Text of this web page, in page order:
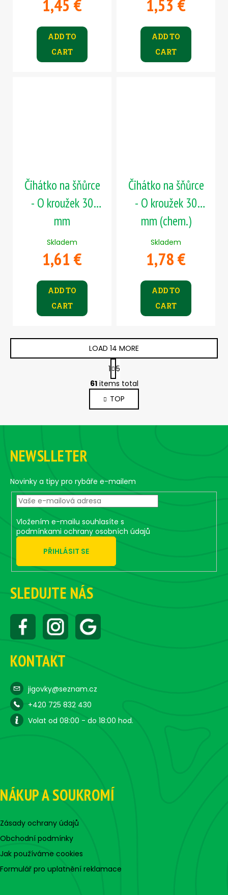
1,45 €
ADD TO
CART
1,53 €
ADD TO
CART
Čihátko na šňůrce
- O kroužek 30
mm
Skladem
1,61 €
ADD TO
CART
Čihátko na šňůrce
- O kroužek 30
mm (chem.)
Skladem
1,78 €
ADD TO
CART
L
i
s
t
i
n
t
l
s
LOAD 14 MORE
P
a
g
i
n
a
1 5
61items total
TOP
F
NEWSLLETER
Novinky a tipy pro rybáře e-mailem
Vložením e-mailu souhlasíte s
podmínkami ochrany osobních údajů
PŘIHLÁSIT SE
SLEDUJTE NÁS
KONTAKT
jigovky@seznam.cz
+420 725 832 430
Volat od 08:00 - do 18:00 hod.
NÁKUP A SOUKROMÍ
Zásady ochrany údajů
Obchodní podmínky
Jak používáme cookies
Formulář pro uplatnění reklamace